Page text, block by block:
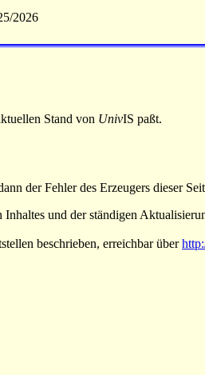
2026
Stand von UnivIS paßt.
der Fehler des Erzeugers dieser
Inhaltes und der ständigen
beschrieben, erreichbar über